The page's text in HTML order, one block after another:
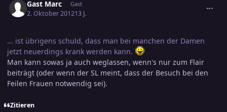
Gast Marc Gast
2. Oktober 201213 J.
... ist übrigens schuld, dass man bei manchen der Damen
jetzt neuerdings krank werden kann.
Man kann sowas ja auch weglassen, wenn's nur zum Flair
beiträgt (oder wenn der SL meint, dass der Besuch bei den
Feilen Frauen notwendig sei).
Zitieren